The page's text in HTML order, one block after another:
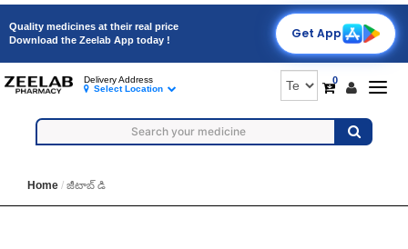
Quality medicines at their real price
Download the Zeelab App today !
Get App
0
Delivery Address
Select Location
Home జీటాబ్ డి